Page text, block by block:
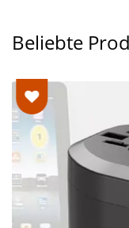
Beliebte